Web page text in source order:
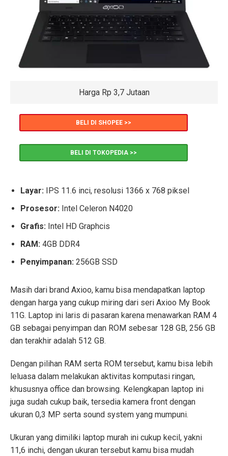
Harga Rp 3,7 Jutaan
BELI DI SHOPEE >>
BELI DI TOKOPEDIA >>
Layar: IPS 11.6 inci, resolusi 1366 x 768 piksel
Prosesor: Intel Celeron N4020
Grafis: Intel HD Graphcis
RAM: 4GB DDR4
Penyimpanan: 256GB SSD
Masih dari brand Axioo, kamu bisa mendapatkan laptop
dengan harga yang cukup miring dari seri Axioo My Book
11G. Laptop ini laris di pasaran karena menawarkan RAM 4
GB sebagai penyimpan dan ROM sebesar 128 GB, 256 GB
dan terakhir adalah 512 GB.
Dengan pilihan RAM serta ROM tersebut, kamu bisa lebih
leluasa dalam melakukan aktivitas komputasi ringan,
khususnya office dan browsing. Kelengkapan laptop ini
juga sudah cukup baik, tersedia kamera front dengan
ukuran 0,3 MP serta sound system yang mumpuni.
Ukuran yang dimiliki laptop murah ini cukup kecil, yakni
11,6 inchi, dengan ukuran tersebut kamu bisa mudah